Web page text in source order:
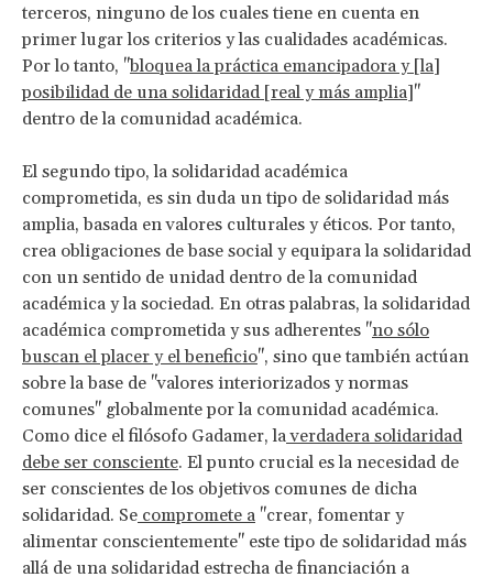
terceros, ninguno de los cuales tiene en cuenta en
primer lugar los criterios y las cualidades académicas.
Por lo tanto, "bloquea la práctica emancipadora y [la]
posibilidad de una solidaridad [real y más amplia]"
dentro de la comunidad académica.
El segundo tipo, la solidaridad académica
comprometida, es sin duda un tipo de solidaridad más
amplia, basada en valores culturales y éticos. Por tanto,
crea obligaciones de base social y equipara la solidaridad
con un sentido de unidad dentro de la comunidad
académica y la sociedad. En otras palabras, la solidaridad
académica comprometida y sus adherentes "no sólo
buscan el placer y el beneficio", sino que también actúan
sobre la base de "valores interiorizados y normas
comunes" globalmente por la comunidad académica.
Como dice el filósofo Gadamer, laverdadera solidaridad
debe ser consciente. El punto crucial es la necesidad de
ser conscientes de los objetivos comunes de dicha
solidaridad. Se compromete a "crear, fomentar y
alimentar conscientemente" este tipo de solidaridad más
allá de una solidaridad estrecha de financiación a